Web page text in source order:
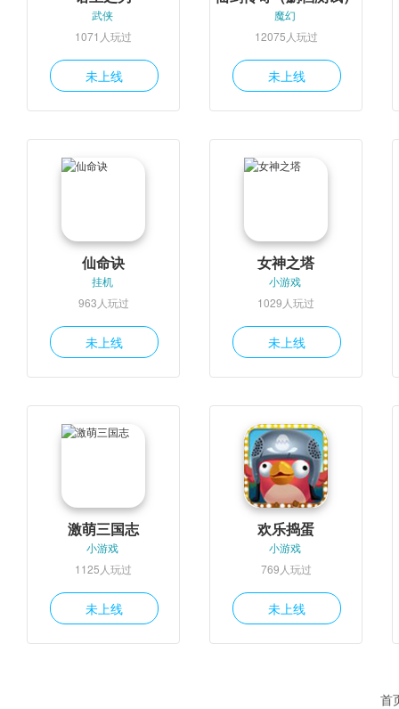
武侠
1071人玩过
未上线
魔幻
12075人玩过
未上线
仙命诀
挂机
963人玩过
未上线
女神之塔
小游戏
1029人玩过
未上线
激萌三国志
小游戏
1125人玩过
未上线
欢乐捣蛋
小游戏
769人玩过
未上线
首